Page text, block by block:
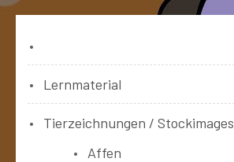
Lernmaterial
Tierzeichnungen / Stockimages
Affen